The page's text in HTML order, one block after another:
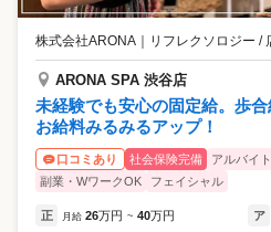
株式会社ARONA リフレクソロジー /
ARONA SPA 渋谷店
未経験でも安心の固定給。歩
お給料みるみるアップ！
口コミあり 社会保険完備 アルバイ
副業・WワークOK
フェイシャル
正 月給 26万円 ~ 40万円 ア